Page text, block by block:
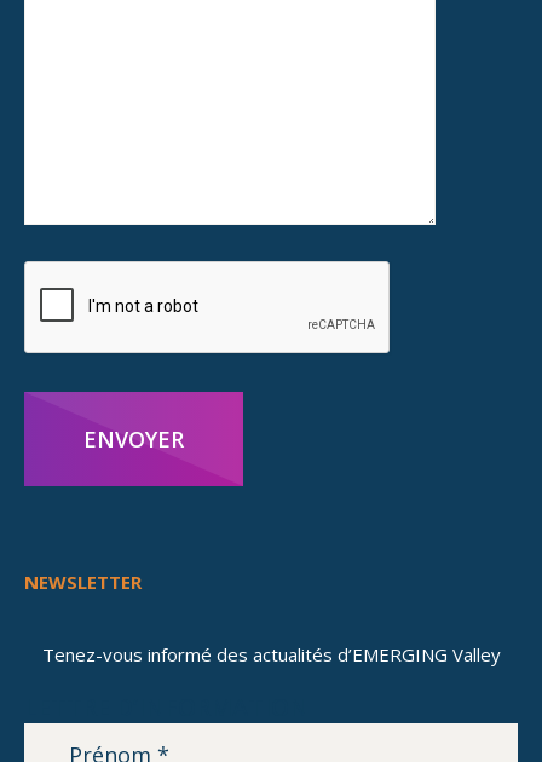
ENVOYER
NEWSLETTER
Tenez-vous informé des actualités d’EMERGING Valley